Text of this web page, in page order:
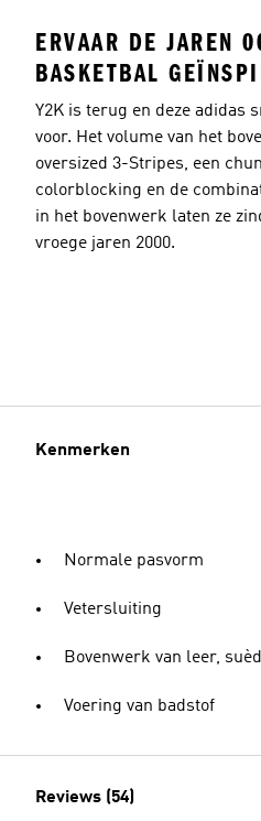
ERVAAR DE JAREN
BASKETBAL
Y2K is terug en deze adidas
voor. Het volume van het
oversized 3-Stripes, een
colorblocking en de
in het bovenwerk laten ze
vroege jaren 2000.
Kenmerken
Normale pasvorm
Vetersluiting
Bovenwerk van leer,
Voering van badstof
Reviews (54)